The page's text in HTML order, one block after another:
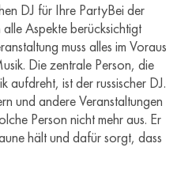
DJ für Ihre PartyBei der
Aspekte berücksichtigt
muss alles im Voraus
Die zentrale Person, die
ist der russischer DJ.
und andere Veranstaltungen
Person nicht mehr aus. Er
hält und dafür sorgt, dass